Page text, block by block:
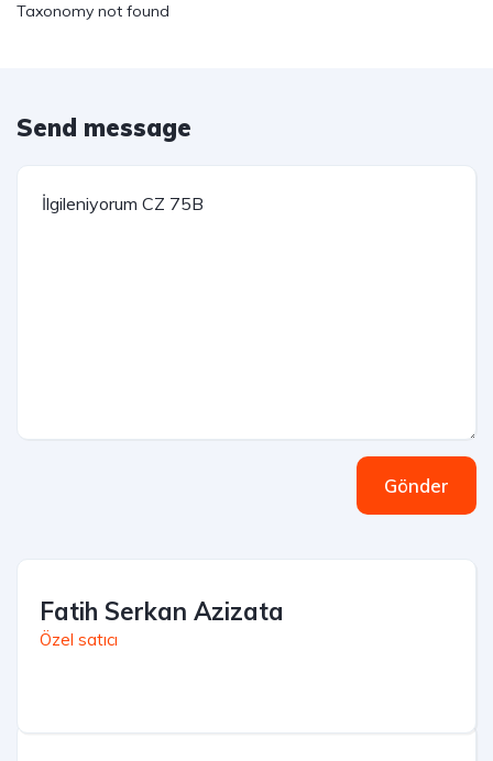
Taxonomy not found
Send message
Gönder
Fatih Serkan Azizata
Özel satıcı